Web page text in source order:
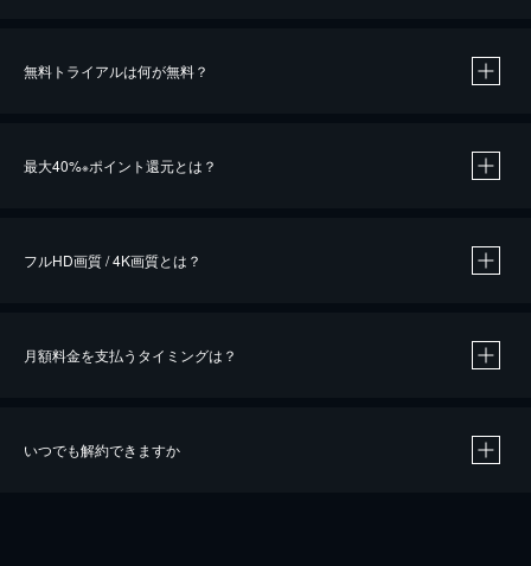
無料トライアルは何が無料？
最大40%※ポイント還元とは？
※40％ポイント還元の対象は、クレジットカード決済による作品の購入 / レンタルです。
iOSアプリのUコイン決済による作品の購入 / レンタルは、20％のポイント還元です。
フルHD画質 / 4K画質とは？
月額料金を支払うタイミングは？
いつでも解約できますか